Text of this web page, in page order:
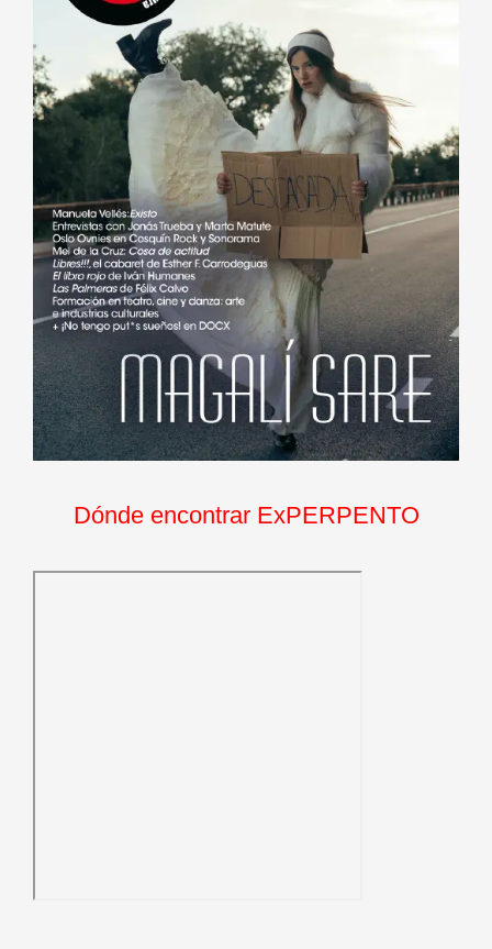
Dónde encontrar ExPERPENTO